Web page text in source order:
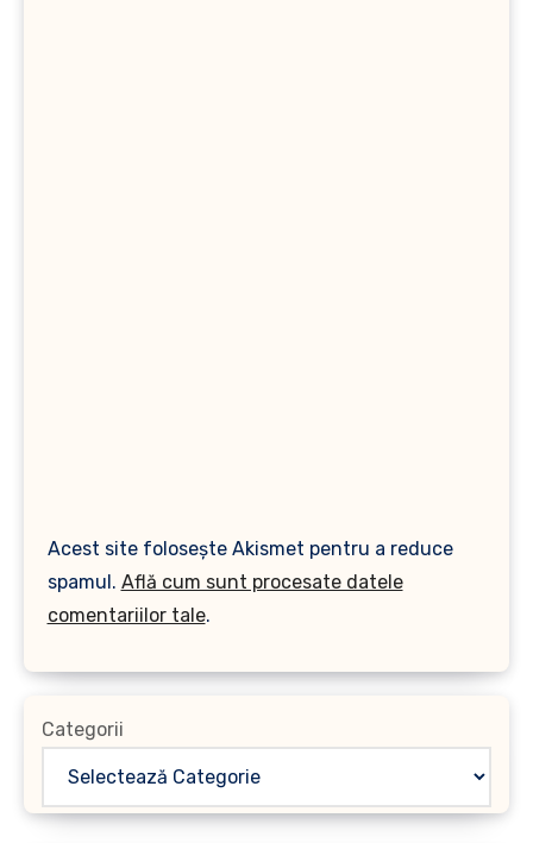
Acest site folosește Akismet pentru a reduce
spamul. Află cum sunt procesate datele
comentariilor tale.
Categorii